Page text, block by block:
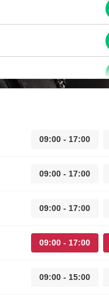
09:00 - 17:00
09:00 - 17:00
09:00 - 17:00
09:00 - 17:00
09:00 - 15:00